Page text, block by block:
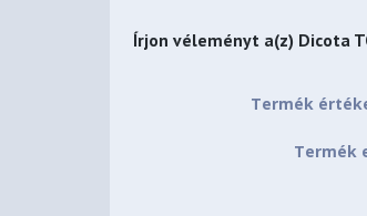
Írjon véleményt a(z) Dicota
Termék
Termék